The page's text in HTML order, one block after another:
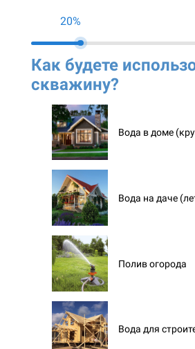
20%
Как будете
скважину?
Вода в доме
Вода на даче
Полив огорода
Вода для